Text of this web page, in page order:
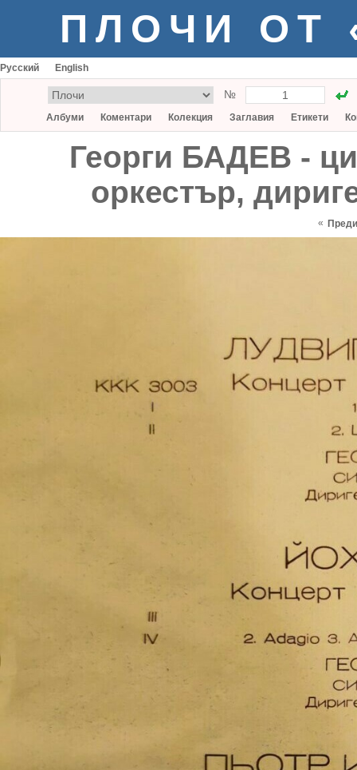
ПЛОЧИ ОТ
Русский English
№
Албуми Коментари Колекция Заглавия Етикети
Георги БАДЕВ -
оркестър,
«